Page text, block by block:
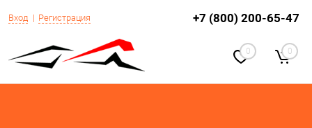
Вход Регистрация +7 (800) 200-65-47
0 0